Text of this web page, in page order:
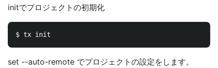
initでプロジェクトの初期化
set --auto-remote でプロジェクトの設定をします。